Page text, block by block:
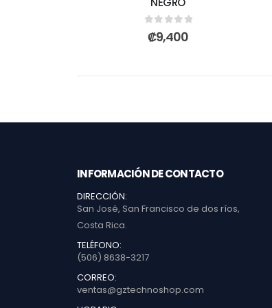
0out of 5
₡9,400
INFORMACIÓN DE CONTACTO
DIRECCIÓN:
San José, San Francisco de dos ríos,
Costa Rica.
TELÉFONO:
(506) 8638-3217
CORREO:
ventas@gztechnoshop.com